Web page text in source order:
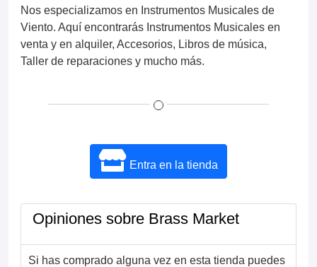
Nos especializamos en Instrumentos Musicales de
Viento. Aquí encontrarás Instrumentos Musicales en
venta y en alquiler, Accesorios, Libros de música,
Taller de reparaciones y mucho más.
Entra en la tienda
Opiniones sobre Brass Market
Si has comprado alguna vez en esta tienda puedes